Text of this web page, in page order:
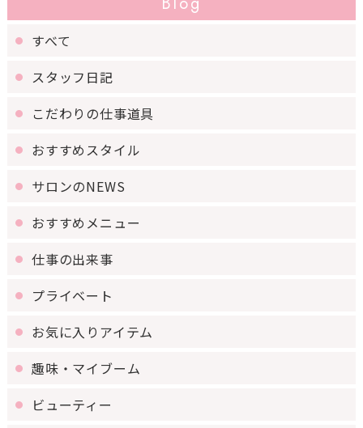
すべて
スタッフ日記
こだわりの仕事道具
おすすめスタイル
サロンのNEWS
おすすめメニュー
仕事の出来事
プライベート
お気に入りアイテム
趣味・マイブーム
ビューティー